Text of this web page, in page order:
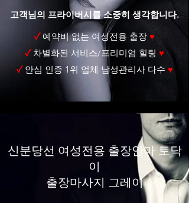
고객님의 프라이버시를 소중히 생각합니다.
✓예약비 없는 여성전용 출장 ♥
✓차별화된 서비스/프리미엄 힐링 ♥
✓안심 인증 1위 업체 남성관리사 다수 ♥
신분당선 여성전용 출장안마 토닥
이
출장마사지 그레이